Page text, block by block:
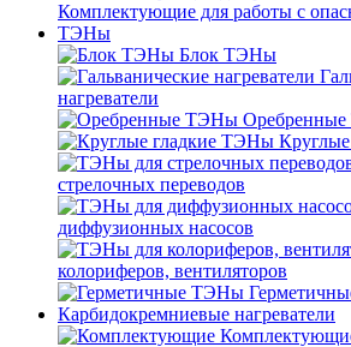
Комплектующие для работы с
ТЭНы
Блок ТЭНы
нагреватели
стрелочных переводов
диффузионных насосов
колориферов, вентиляторов
Карбидокремниевые нагреватели